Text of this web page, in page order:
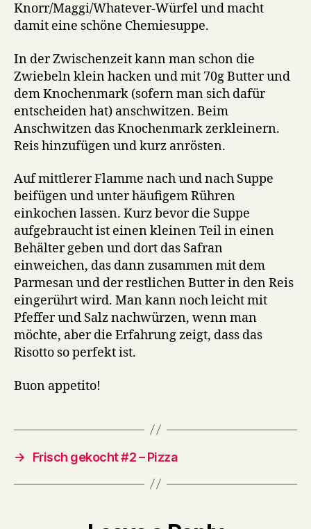
Knorr/Maggi/Whatever-Würfel und macht
damit eine schöne Chemiesuppe.
In der Zwischenzeit kann man schon die
Zwiebeln klein hacken und mit 70g Butter und
dem Knochenmark (sofern man sich dafür
entscheiden hat) anschwitzen. Beim
Anschwitzen das Knochenmark zerkleinern.
Reis hinzufügen und kurz anrösten.
Auf mittlerer Flamme nach und nach Suppe
beifügen und unter häufigem Rühren
einkochen lassen. Kurz bevor die Suppe
aufgebraucht ist einen kleinen Teil in einen
Behälter geben und dort das Safran
einweichen, das dann zusammen mit dem
Parmesan und der restlichen Butter in den Reis
eingerührt wird. Man kann noch leicht mit
Pfeffer und Salz nachwürzen, wenn man
möchte, aber die Erfahrung zeigt, dass das
Risotto so perfekt ist.
Buon appetito!
→ Frisch gekocht #2 – Pizza